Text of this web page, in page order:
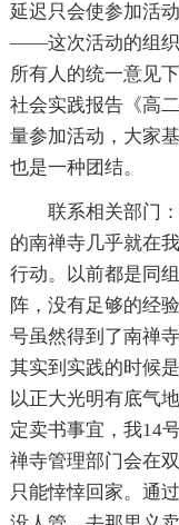
延迟只会使参加活
——这次活动的组
所有人的统一意见
社会实践报告《高
量参加活动，大家
也是一种团结。
联系相关部门
的南禅寺几乎就在
行动。以前都是同
阵，没有足够的经
号虽然得到了南禅
其实到实践的时候
以正大光明有底气
定卖书事宜，我14
禅寺管理部门会在
只能悻悻回家。通